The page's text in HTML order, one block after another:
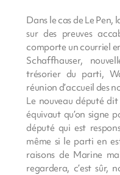
Dans le cas de Le Pen,
sur des preuves
comporte un courriel
Schaffhauser,
trésorier du parti,
réunion d’accueil des
Le nouveau député
équivaut qu’on signe
député qui est
même si le parti en
raisons de Marine
regardera, c’est sûr,